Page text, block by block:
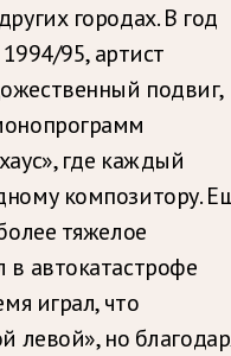
городах. В год
95, артист
подвиг,
где каждый
композитору.
тяжелое
автокатастрофе
играл, что
левой», но